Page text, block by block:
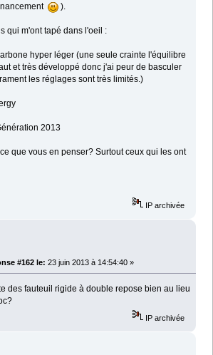
).
qui m'ont tapé dans l'oeil :
hyper léger (une seule crainte l'équilibre
et très développé donc j'ai peur de basculer
les réglages sont très limités.)
2013
que vous en penser? Surtout ceux qui les ont
IP archivée
#162 le: 23 juin 2013 à 14:54:40 »
des fauteuil rigide à double repose bien au lieu
IP archivée